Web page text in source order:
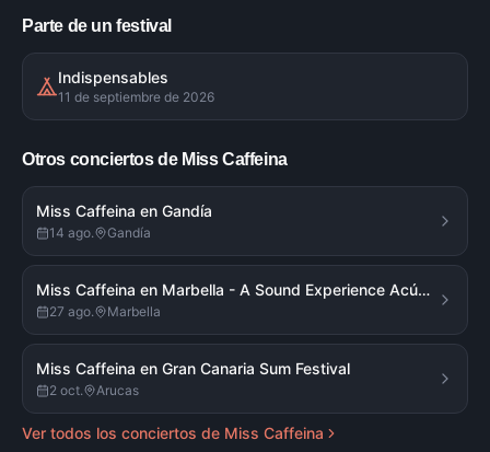
Parte de un festival
Indispensables
11 de septiembre de 2026
Otros conciertos de Miss Caffeina
Miss Caffeina en Gandía
14 ago. Gandía
Miss Caffeina en Marbella - A Sound Experience Acústico
27 ago. Marbella
Miss Caffeina en Gran Canaria Sum Festival
2 oct. Arucas
Ver todos los conciertos de Miss Caffeina